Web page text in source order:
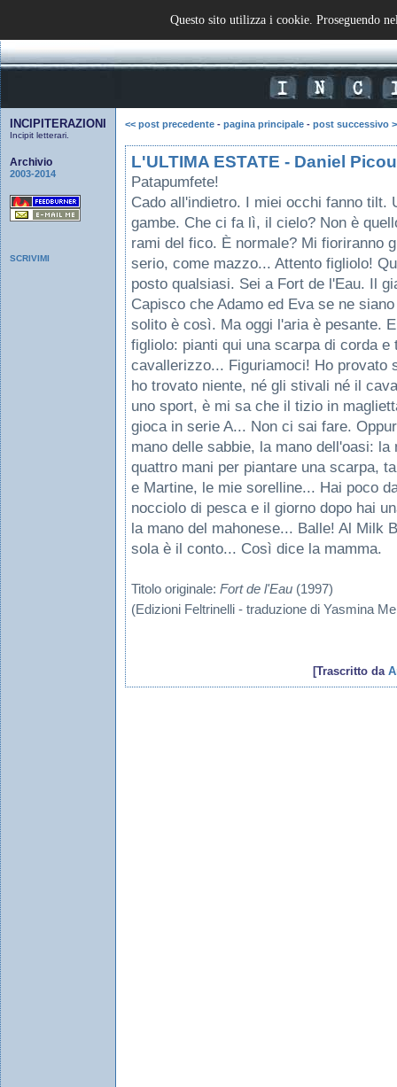
INCIPITERAZIONI
Incipit letterari.
Archivio
2003-2014
SCRIVIMI
<< post precedente - pagina principale - post successivo
L'ULTIMA ESTATE - Daniel
Patapumfete!
Cado all'indietro. I miei occhi fanno tilt.
gambe. Che ci fa lì, il cielo? Non è
rami del fico. È normale? Mi fioriranno
serio, come mazzo... Attento figliolo!
posto qualsiasi. Sei a Fort de l'Eau. Il
Capisco che Adamo ed Eva se ne
solito è così. Ma oggi l'aria è pesante.
figliolo: pianti qui una scarpa di corda
cavallerizzo... Figuriamoci! Ho provato
ho trovato niente, né gli stivali né il
uno sport, è mi sa che il tizio in
gioca in serie A... Non ci sai fare.
mano delle sabbie, la mano dell'oasi:
quattro mani per piantare una scarpa,
e Martine, le mie sorelline... Hai poco
nocciolo di pesca e il giorno dopo hai
la mano del mahonese... Balle! Al Milk
sola è il conto... Così dice la mamma.
Titolo originale: Fort de l'Eau (1997)
(Edizioni Feltrinelli - traduzione di Yasmina
[Trascritto da
Questo sito utilizza i cookie. Proseguendo